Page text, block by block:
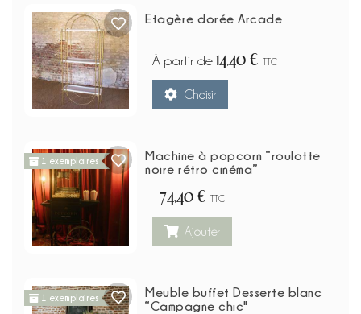
Etagère dorée Arcade
À partir de 14,40 € TTC
Choisir
1 exemplaires
Machine à popcorn “roulotte
noire rétro cinéma”
74,40 € TTC
Ajouter
1 exemplaires
Meuble buffet Desserte blanc
“Campagne chic"